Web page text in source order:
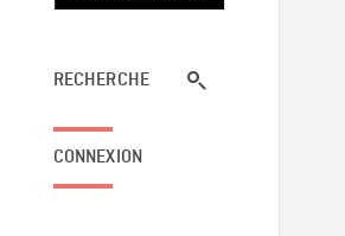
RECHERCHE
CONNEXION